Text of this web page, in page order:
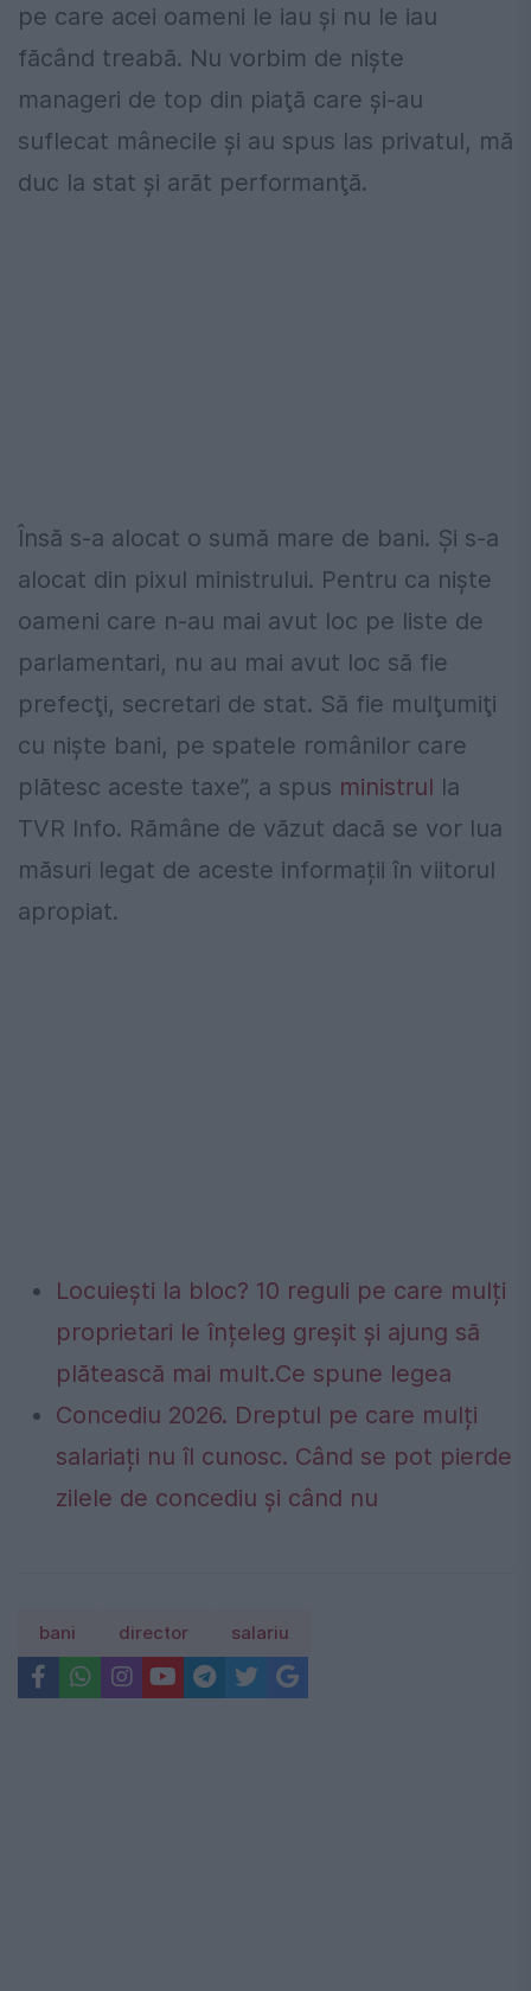
pe care acei oameni le iau şi nu le iau
făcând treabă. Nu vorbim de nişte
manageri de top din piaţă care şi-au
suflecat mânecile şi au spus las privatul, mă
duc la stat şi arăt performanţă.
Însă s-a alocat o sumă mare de bani. Și s-a
alocat din pixul ministrului. Pentru ca nişte
oameni care n-au mai avut loc pe liste de
parlamentari, nu au mai avut loc să fie
prefecţi, secretari de stat. Să fie mulţumiţi
cu nişte bani, pe spatele românilor care
plătesc aceste taxe”, a spus ministrul la
TVR Info. Rămâne de văzut dacă se vor lua
măsuri legat de aceste informații în viitorul
apropiat.
Locuiești la bloc? 10 reguli pe care mulți
proprietari le înțeleg greșit și ajung să
plătească mai mult.Ce spune legea
Concediu 2026. Dreptul pe care mulți
salariați nu îl cunosc. Când se pot pierde
zilele de concediu și când nu
bani director salariu